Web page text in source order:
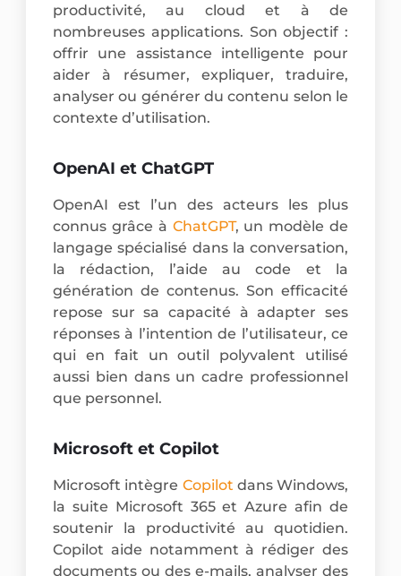
productivité, au cloud et à de
nombreuses applications. Son objectif :
offrir une assistance intelligente pour
aider à résumer, expliquer, traduire,
analyser ou générer du contenu selon le
contexte d’utilisation.
OpenAI et ChatGPT
OpenAI est l’un des acteurs les plus
connus grâce à ChatGPT, un modèle de
langage spécialisé dans la conversation,
la rédaction, l’aide au code et la
génération de contenus. Son efficacité
repose sur sa capacité à adapter ses
réponses à l’intention de l’utilisateur, ce
qui en fait un outil polyvalent utilisé
aussi bien dans un cadre professionnel
que personnel.
Microsoft et Copilot
Microsoft intègre Copilot dans Windows,
la suite Microsoft 365 et Azure afin de
soutenir la productivité au quotidien.
Copilot aide notamment à rédiger des
documents ou des e-mails, analyser des